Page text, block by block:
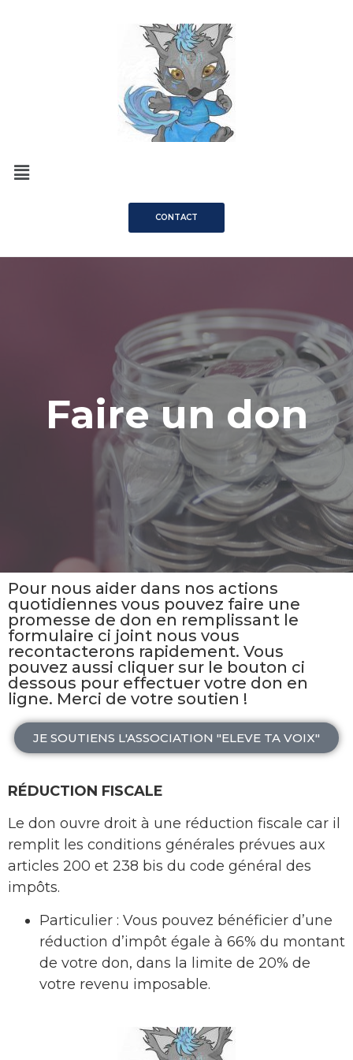
CONTACT
Faire un don
Pour nous aider dans nos actions
quotidiennes vous pouvez faire une
promesse de don en remplissant le
formulaire ci joint nous vous
recontacterons rapidement. Vous
pouvez aussi cliquer sur le bouton ci
dessous pour effectuer votre don en
ligne. Merci de votre soutien !
JE SOUTIENS L'ASSOCIATION "ELEVE TA VOIX"
RÉDUCTION FISCALE
Le don ouvre droit à une réduction fiscale car il
remplit les conditions générales prévues aux
articles 200 et 238 bis du code général des
impôts.
Particulier : Vous pouvez bénéficier d’une
réduction d’impôt égale à 66% du montant
de votre don, dans la limite de 20% de
votre revenu imposable.